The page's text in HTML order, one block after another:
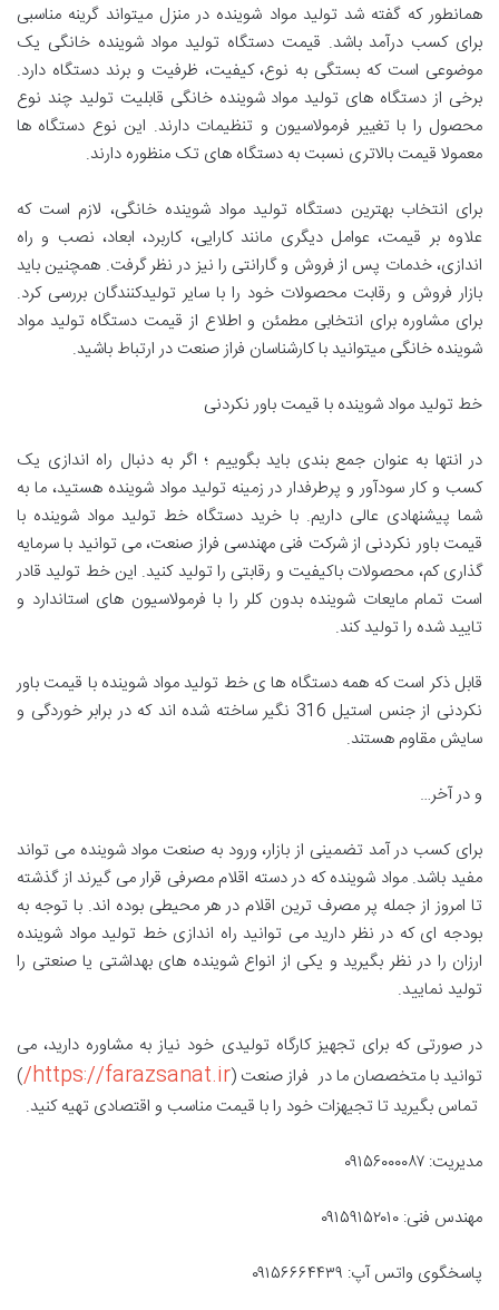
همانطور که گفته شد تولید مواد شوینده در منزل میتواند گرینه مناسبی
برای کسب درآمد باشد. قیمت دستگاه تولید مواد شوینده خانگی یک
موضوعی است که بستگی به نوع، کیفیت، ظرفیت و برند دستگاه دارد.
برخی از دستگاه های تولید مواد شوینده خانگی قابلیت تولید چند نوع
محصول را با تغییر فرمولاسیون و تنظیمات دارند. این نوع دستگاه ها
معمولا قیمت بالاتری نسبت به دستگاه های تک منظوره دارند.
برای انتخاب بهترین دستگاه تولید مواد شوینده خانگی، لازم است که
علاوه بر قیمت، عوامل دیگری مانند کارایی، کاربرد، ابعاد، نصب و راه
اندازی، خدمات پس از فروش و گارانتی را نیز در نظر گرفت. همچنین باید
بازار فروش و رقابت محصولات خود را با سایر تولیدکنندگان بررسی کرد.
برای مشاوره برای انتخابی مطمئن و اطلاع از قیمت دستگاه تولید مواد
شوینده خانگی میتوانید با کارشناسان فراز صنعت در ارتباط باشید.
خط تولید مواد شوینده با قیمت باور نکردنی
در انتها به عنوان جمع بندی باید بگوییم ؛ اگر به دنبال راه اندازی یک
کسب و کار سودآور و پرطرفدار در زمینه تولید مواد شوینده هستید، ما به
شما پیشنهادی عالی داریم. با خرید دستگاه خط تولید مواد شوینده با
قیمت باور نکردنی از شرکت فنی مهندسی فراز صنعت، می توانید با سرمایه
گذاری کم، محصولات باکیفیت و رقابتی را تولید کنید. این خط تولید قادر
است تمام مایعات شوینده بدون کلر را با فرمولاسیون های استاندارد و
تایید شده را تولید کند.
قابل ذکر است که همه دستگاه ها ی خط تولید مواد شوینده با قیمت باور
نکردنی از جنس استیل 316 نگیر ساخته شده اند که در برابر خوردگی و
سایش مقاوم هستند.
و در آخر…
برای کسب در آمد تضمینی از بازار، ورود به صنعت مواد شوینده می تواند
مفید باشد. مواد شوینده که در دسته اقلام مصرفی قرار می گیرند از گذشته
تا امروز از جمله پر مصرف ترین اقلام در هر محیطی بوده اند. با توجه به
بودجه ای که در نظر دارید می توانید راه اندازی خط تولید مواد شوینده
ارزان را در نظر بگیرید و یکی از انواع شوینده های بهداشتی یا صنعتی را
تولید نمایید.
در صورتی که برای تجهیز کارگاه تولیدی خود نیاز به مشاوره دارید، می
توانید با متخصصان ما در فراز صنعت (https://farazsanat.ir/
)
تماس بگیرید تا تجیهزات خود را با قیمت مناسب و اقتصادی تهیه کنید.
مدیریت: ۰۹۱۵۶۰۰۰۰۸۷
مهندس فنی: ۰۹۱۵۹۱۵۲۰۱۰
پاسخگوی واتس آپ: ۰۹۱۵۶۶۶۴۴۳۹